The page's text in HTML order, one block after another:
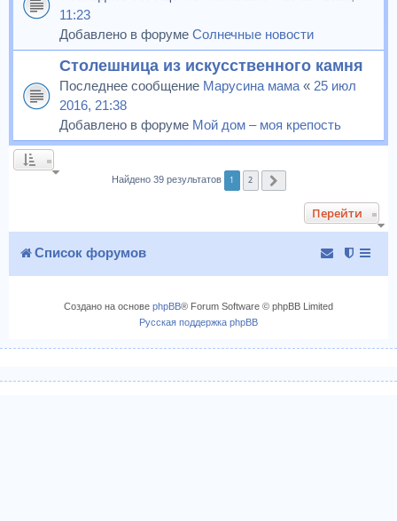
11:23
Добавлено в форуме Солнечные новости
Столешница из искусственного камня
Последнее сообщение Марусина мама « 25 июл
2016, 21:38
Добавлено в форуме Мой дом – моя крепость
Найдено 39 результатов 1 2
Перейти
Список форумов
Создано на основе phpBB® Forum Software © phpBB Limited
Русская поддержка phpBB